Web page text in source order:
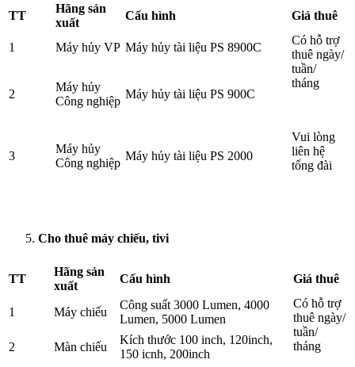
TT
Hãng sản
xuất
Cấu hình Giá thuê
1 Máy hủy VP Máy hủy tài liệu PS 8900C
Có hỗ trợ
thuê ngày/
tuần/
tháng
Vui lòng
liên hệ
tổng đài
2
Máy hủy
Công nghiệp
Máy hủy tài liệu PS 900C
3
Máy hủy
Công nghiệp
Máy hủy tài liệu PS 2000
Cho thuê máy chiếu, tivi
TT
Hãng sản
xuất
Cấu hình Giá thuê
1 Máy chiếu
Công suất 3000 Lumen, 4000
Lumen, 5000 Lumen
Có hỗ trợ
thuê ngày/
tuần/
tháng
2 Màn chiếu
Kích thước 100 inch, 120inch,
150 icnh, 200inch